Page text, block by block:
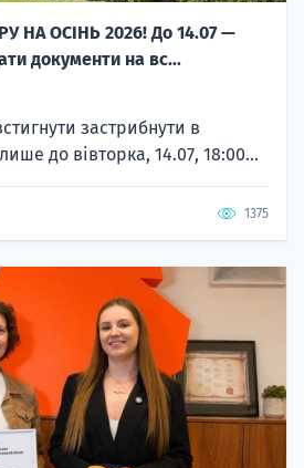
НА ОСІНЬ 2026! До 14.07 —
документи на вс...
застрибнути в
до вівторка, 14.07, 18:00...
1375